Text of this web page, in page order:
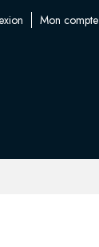
Mon compte